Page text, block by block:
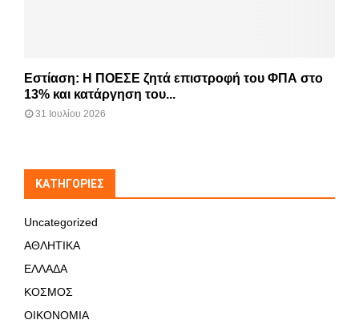
Εστίαση: Η ΠΟΕΣΕ ζητά επιστροφή του ΦΠΑ στο
13% και κατάργηση του...
31 Ιουλίου 2026
KΑΤΗΓΟΡΊΕΣ
Uncategorized
ΑΘΛΗΤΙΚΑ
ΕΛΛΑΔΑ
ΚΟΣΜΟΣ
ΟΙΚΟΝΟΜΙΑ